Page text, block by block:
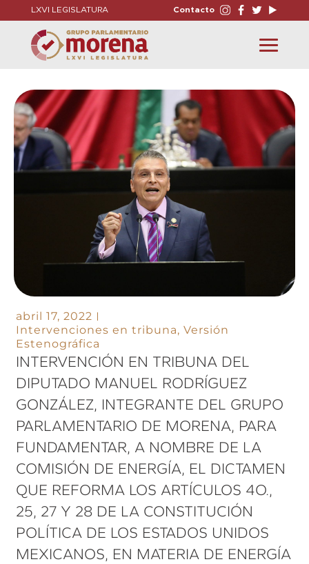
LXVI LEGISLATURA Contacto
Toggle
navigation
abril 17, 2022
Intervenciones en tribuna,Versión
Estenográfica
INTERVENCIÓN EN TRIBUNA DEL
DIPUTADO MANUEL RODRÍGUEZ
GONZÁLEZ, INTEGRANTE DEL GRUPO
PARLAMENTARIO DE MORENA, PARA
FUNDAMENTAR, A NOMBRE DE LA
COMISIÓN DE ENERGÍA, EL DICTAMEN
QUE REFORMA LOS ARTÍCULOS 4O.,
25, 27 Y 28 DE LA CONSTITUCIÓN
POLÍTICA DE LOS ESTADOS UNIDOS
MEXICANOS, EN MATERIA DE ENERGÍA